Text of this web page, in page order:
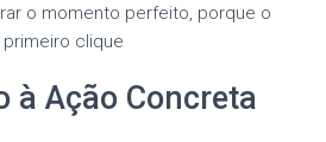
o momento perfeito, porque o
clique
à Ação Concreta